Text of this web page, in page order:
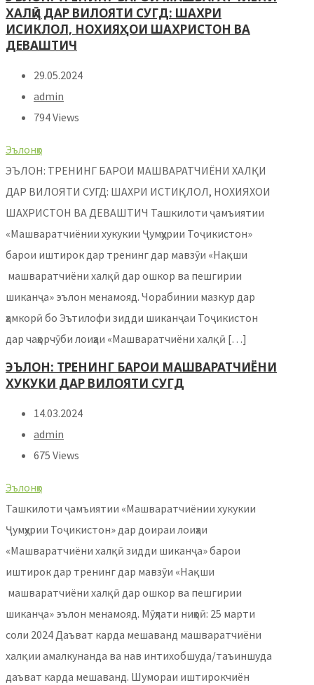
ХАЛҚӢ ДАР ВИЛОЯТИ СУГД: ШАХРИ
ИСИКЛОЛ, НОХИЯҲОИ ШАХРИСТОН ВА
ДЕВАШТИЧ
29.05.2024
admin
794 Views
Эълонҳо
ЭЪЛОН: ТРЕНИНГ БАРОИ МАШВАРАТЧИЁНИ ХАЛҚИ
ДАР ВИЛОЯТИ СУГД: ШАХРИ ИСТИҚЛОЛ, НОХИЯХОИ
ШАХРИСТОН ВА ДЕВАШТИЧ Ташкилоти ҷамъиятии
«Машваратчиёнии хукукии Ҷумҳурии Тоҷикистон»
барои иштирок дар тренинг дар мавзӯи «Нақши
машваратчиёни халқӣ дар ошкор ва пешгирии
шиканҷа» эълон менамояд. Чорабинии мазкур дар
ҳамкорӣ бо Эътилофи зидди шиканҷаи Тоҷикистон
дар чаҳорчӯби лоиҳаи «Машваратчиёни халқӣ […]
ЭЪЛОН: ТРЕНИНГ БАРОИ МАШВАРАТЧИЁНИ
ХУКУКИ ДАР ВИЛОЯТИ СУГД
14.03.2024
admin
675 Views
Эълонҳо
Ташкилоти ҷамъиятии «Машваратчиёнии хукукии
Ҷумҳурии Тоҷикистон» дар доираи лоиҳаи
«Машваратчиёни халқӣ зидди шиканҷа» барои
иштирок дар тренинг дар мавзӯи «Нақши
машваратчиёни халқӣ дар ошкор ва пешгирии
шиканҷа» эълон менамояд. Мӯҳлати ниҳоӣ: 25 марти
соли 2024 Даъват карда мешаванд машваратчиёни
халқии амалкунанда ва нав интихобшуда/таъиншуда
даъват карда мешаванд. Шумораи иштирокчиён